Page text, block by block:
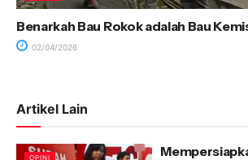
Benarkah Bau Rokok adalah Bau
02/04/2026
Artikel Lain
OPINI